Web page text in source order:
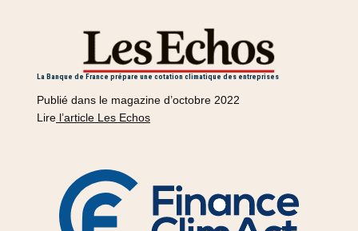
La Banque de France prépare une cotation climatique des entreprises
Publié dans le magazine d’octobre 2022
Lire l’article Les Echos